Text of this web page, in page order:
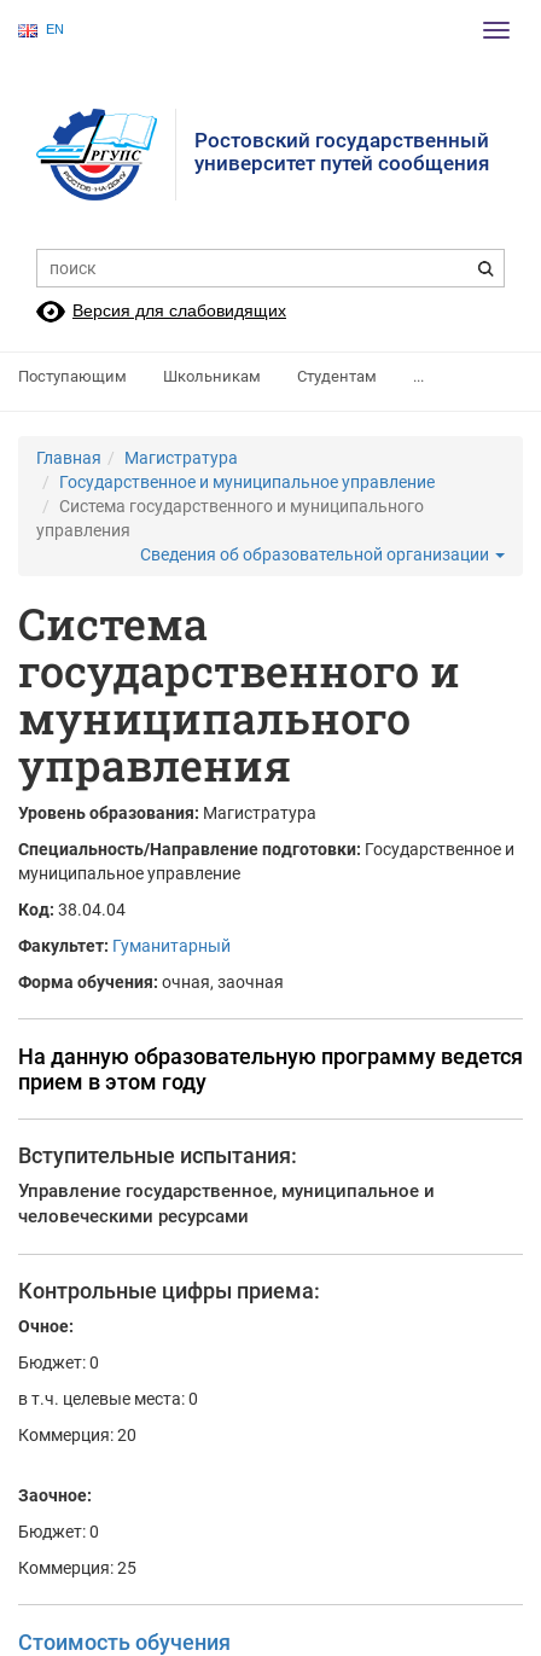
EN
Ростовский государственный
университет путей сообщения
Версия для слабовидящих
Поступающим Школьникам Студентам ...
Главная
Магистратура
Государственное и муниципальное управление
Система государственного и муниципального
управления
Сведения об образовательной организации
Система
государственного и
муниципального
управления
Уровень образования: Магистратура
Специальность/Направление подготовки: Государственное и
муниципальное управление
Код: 38.04.04
Факультет: Гуманитарный
Форма обучения: очная, заочная
На данную образовательную программу ведется
прием в этом году
Вступительные испытания:
Управление государственное, муниципальное и
человеческими ресурсами
Контрольные цифры приема:
Очное:
Бюджет: 0
в т.ч. целевые места: 0
Коммерция: 20
Заочное:
Бюджет: 0
Коммерция: 25
Стоимость обучения